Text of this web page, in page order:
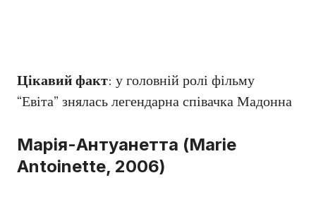
Цікавий факт: у головній ролі фільму
“Евіта” знялась легендарна співачка Мадонна
Марія-Антуанетта (Marie
Antoinette, 2006)